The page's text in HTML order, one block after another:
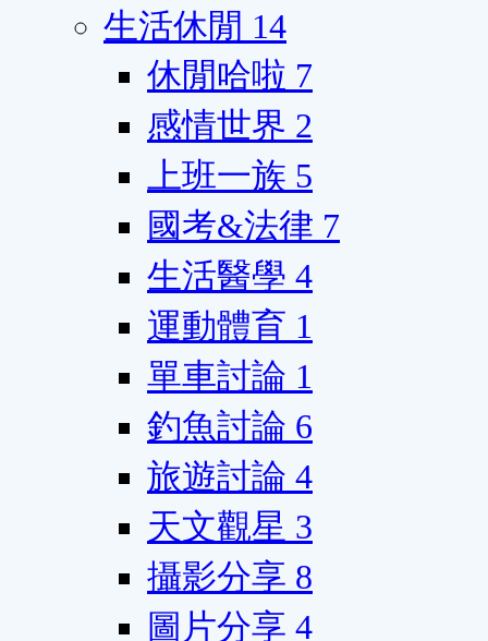
生活休閒 14
休閒哈啦 7
感情世界 2
上班一族 5
國考&法律 7
生活醫學 4
運動體育 1
單車討論 1
釣魚討論 6
旅遊討論 4
天文觀星 3
攝影分享 8
圖片分享 4